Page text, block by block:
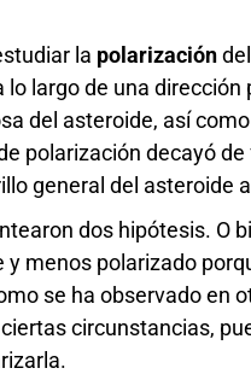
la polarización
largo de una
del asteroide, así
polarización decayó
general del asteroide
dos hipótesis. O
menos polarizado
se ha observado en
circunstancias,